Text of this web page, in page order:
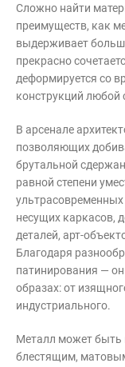
Сложно найти
преимуществ, как
выдерживает
прекрасно
деформируется со
конструкций любой
В арсенале
позволяющих
брутальной
равной степени
ультрасовременных
несущих каркасов,
деталей, арт-
Благодаря
патинирования —
образах: от
индустриального.
Металл может
блестящим,